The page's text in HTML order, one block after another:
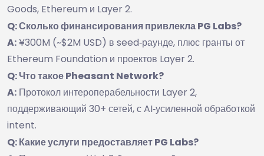
Goods, Ethereum и Layer 2.
Q: Сколько финансирования привлекла PG Labs?
A:¥300M (~$2M USD) в seed‑раунде, плюс гранты от
Ethereum Foundation и проектов Layer 2.
Q: Что такое Pheasant Network?
A: Протокол интероперабельности Layer 2,
поддерживающий 30+ сетей, с AI‑усиленной обработкой
intent.
Q: Какие услуги предоставляет PG Labs?